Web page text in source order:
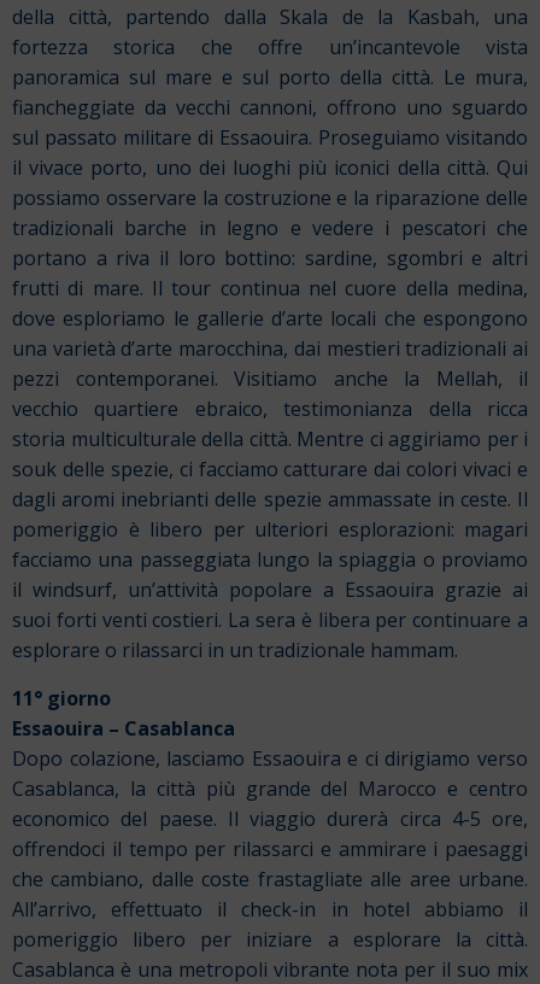
della città, partendo dalla Skala de la Kasbah, una
fortezza storica che offre un’incantevole vista
panoramica sul mare e sul porto della città. Le mura,
fiancheggiate da vecchi cannoni, offrono uno sguardo
sul passato militare di Essaouira. Proseguiamo visitando
il vivace porto, uno dei luoghi più iconici della città. Qui
possiamo osservare la costruzione e la riparazione delle
tradizionali barche in legno e vedere i pescatori che
portano a riva il loro bottino: sardine, sgombri e altri
frutti di mare. Il tour continua nel cuore della medina,
dove esploriamo le gallerie d’arte locali che espongono
una varietà d’arte marocchina, dai mestieri tradizionali ai
pezzi contemporanei. Visitiamo anche la Mellah, il
vecchio quartiere ebraico, testimonianza della ricca
storia multiculturale della città. Mentre ci aggiriamo per i
souk delle spezie, ci facciamo catturare dai colori vivaci e
dagli aromi inebrianti delle spezie ammassate in ceste. Il
pomeriggio è libero per ulteriori esplorazioni: magari
facciamo una passeggiata lungo la spiaggia o proviamo
il windsurf, un’attività popolare a Essaouira grazie ai
suoi forti venti costieri. La sera è libera per continuare a
esplorare o rilassarci in un tradizionale hammam.
11° giorno
Essaouira – Casablanca
Dopo colazione, lasciamo Essaouira e ci dirigiamo verso
Casablanca, la città più grande del Marocco e centro
economico del paese. Il viaggio durerà circa 4-5 ore,
offrendoci il tempo per rilassarci e ammirare i paesaggi
che cambiano, dalle coste frastagliate alle aree urbane.
All’arrivo, effettuato il check-in in hotel abbiamo il
pomeriggio libero per iniziare a esplorare la città.
Casablanca è una metropoli vibrante nota per il suo mix